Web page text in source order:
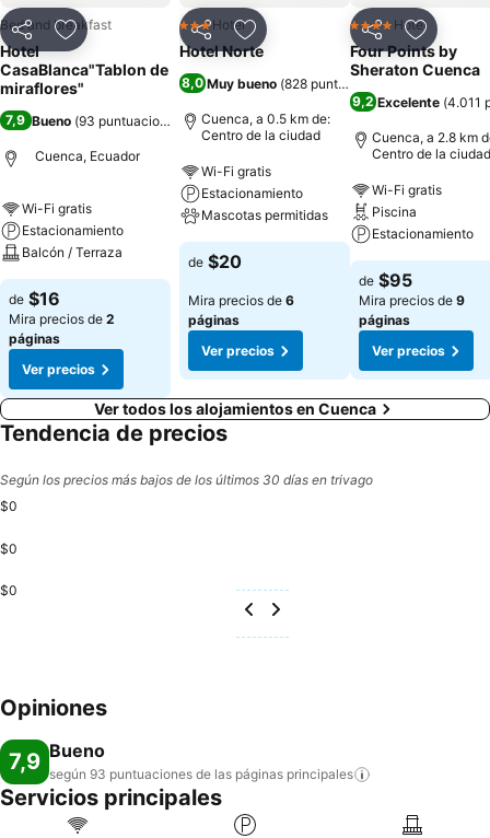
CompartirAgregar a favoritos
Bed and breakfast
Hotel
CasaBlanca"Tablon de
miraflores"
7,9 Bueno (93 puntuaciones )
Cuenca, Ecuador
Wi-Fi gratis
Estacionamiento
Balcón / Terraza
de $16
Mira precios de 2
páginas
Ver precios
CompartirAgregar a favoritos
3 Estrellas
Hotel
Hotel Norte
8,0 Muy bueno (828 puntuaciones
Cuenca, a 0.5 km de:
Centro de la ciudad
Wi-Fi gratis
Estacionamiento
Mascotas permitidas
de $20
Mira precios de 6
páginas
Ver precios
CompartirAgregar
4 EstrellasHotel
Four Points by
Sheraton Cuenca
9,2 Excelente (4.011
Cuenca, a 2.8 km
Centro de la ciudad
Wi-Fi gratis
Piscina
Estacionamiento
de $95
Mira precios de 9
páginas
Ver precios
Ver todos los alojamientos en Cuenca
Tendencia de precios
Según los precios más bajos de los últimos 30 días en trivago
$0
$0
$0
Opiniones
7,9 Bueno
según 93 puntuaciones de las páginas principales
Servicios principales